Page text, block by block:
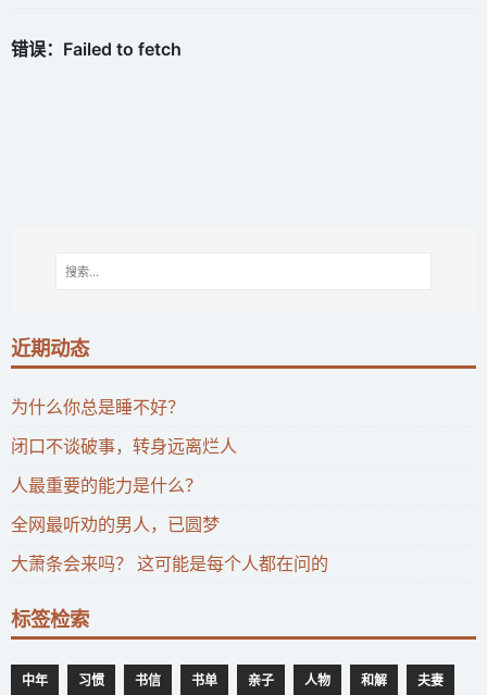
近期动态
为什么你总是睡不好？
闭口不谈破事，转身远离烂人
人最重要的能力是什么？
全网最听劝的男人，已圆梦
大萧条会来吗？ 这可能是每个人都在问的
标签检索
中年 习惯 书信 书单 亲子 人物 和解 夫妻